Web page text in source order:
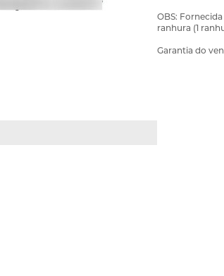
OBS:
ranhura (1
Garantia do